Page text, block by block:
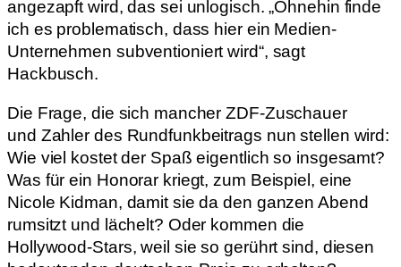
angezapft wird, das sei unlogisch. „Ohnehin finde
ich es problematisch, dass hier ein Medien-
Unternehmen subventioniert wird“, sagt
Hackbusch.
Die Frage, die sich mancher ZDF-Zuschauer
und Zahler des Rundfunkbeitrags nun stellen wird:
Wie viel kostet der Spaß eigentlich so insgesamt?
Was für ein Honorar kriegt, zum Beispiel, eine
Nicole Kidman, damit sie da den ganzen Abend
rumsitzt und lächelt? Oder kommen die
Hollywood-Stars, weil sie so gerührt sind, diesen